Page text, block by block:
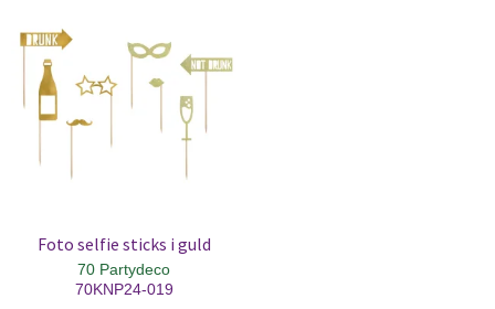
Foto selfie sticks i guld
70 Partydeco
70KNP24-019